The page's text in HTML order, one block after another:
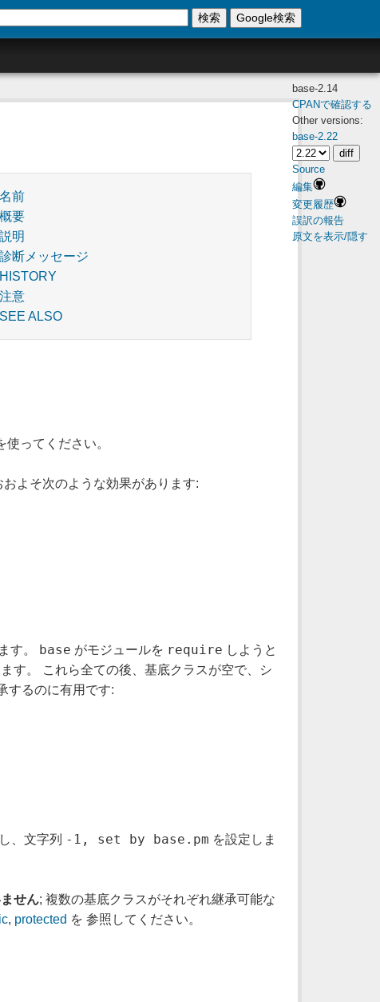
検索 Google検索
base-2.14
CPANで確認する
Other versions:
base-2.22
Source
編集
変更履歴
誤訳の報告
原文を表示/隠す
名前
概要
説明
診断メッセージ
HISTORY
注意
SEE ALSO
使ってください。
よそ次のような効果があります:
す。 base がモジュールを require しようと
す。 これら全ての後、基底クラスが空で、シ
するのに有用です:
、文字列 -1, set by base.pm を設定しま
せん; 複数の基底クラスがそれぞれ継承可能な
, protected を 参照してください。